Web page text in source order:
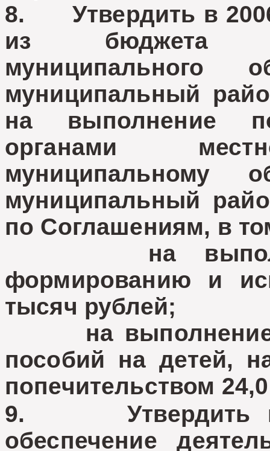
8. Утвердить в
из бюджета
муниципального
муниципальный
на выполнение
органами
муниципальному
муниципальный
по Соглашениям, в
на
формированию и
тысяч рублей;
на выполнение
пособий на детей,
попечительством
9. Утвердить на
обеспечение